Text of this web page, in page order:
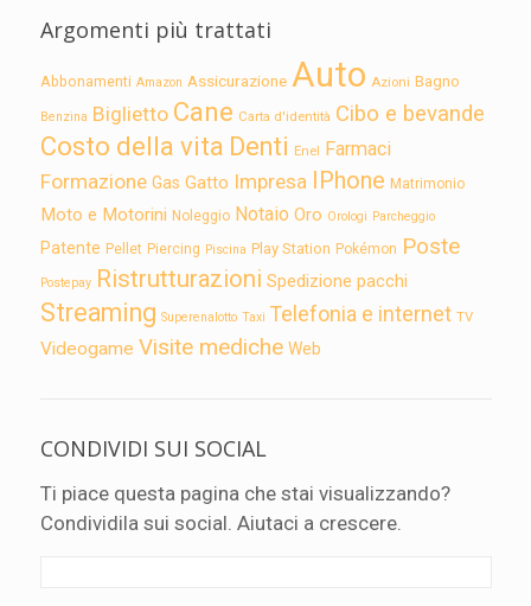
Argomenti più trattati
Abbonamenti Amazon Assicurazione Auto Azioni Bagno
Benzina Biglietto Cane Carta d'identità Cibo e bevande
Costo della vita Denti Enel Farmaci
Formazione Gas Gatto Impresa IPhone Matrimonio
Moto e Motorini Noleggio Notaio Oro Orologi Parcheggio
Patente Pellet Piercing Piscina Play Station Pokémon Poste
Postepay Ristrutturazioni Spedizione pacchi
Streaming Superenalotto Taxi Telefonia e internet TV
Videogame Visite mediche Web
CONDIVIDI SUI SOCIAL
Ti piace questa pagina che stai visualizzando?
Condividila sui social. Aiutaci a crescere.